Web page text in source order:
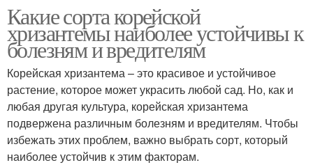
Какие сорта корейской
хризантемы наиболее устойчивы к
болезням и вредителям
Корейская хризантема – это красивое и устойчивое
растение, которое может украсить любой сад. Но, как и
любая другая культура, корейская хризантема
подвержена различным болезням и вредителям. Чтобы
избежать этих проблем, важно выбрать сорт, который
наиболее устойчив к этим факторам.